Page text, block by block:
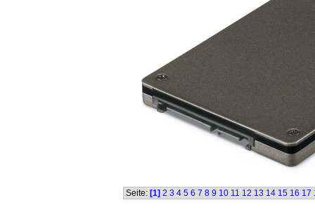
Seite: [1] 2 3 4 5 6 7 8 9 10 11 12 13 14 15 16 17